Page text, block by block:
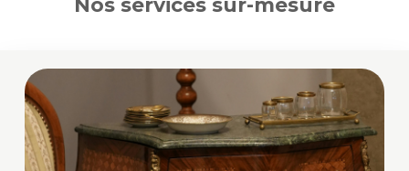
Nos services sur-mesure